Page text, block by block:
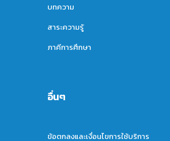
บทความ
สาระความรู้
ภาคีการศึกษา
อื่นๆ
ข้อตกลงและเงื่อนไขการใช้บริการ